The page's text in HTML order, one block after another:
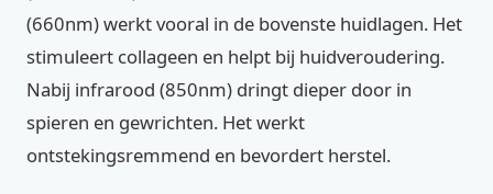
(660nm) werkt vooral in de bovenste huidlagen. Het
stimuleert collageen en helpt bij huidveroudering.
Nabij infrarood (850nm) dringt dieper door in
spieren en gewrichten. Het werkt
ontstekingsremmend en bevordert herstel.